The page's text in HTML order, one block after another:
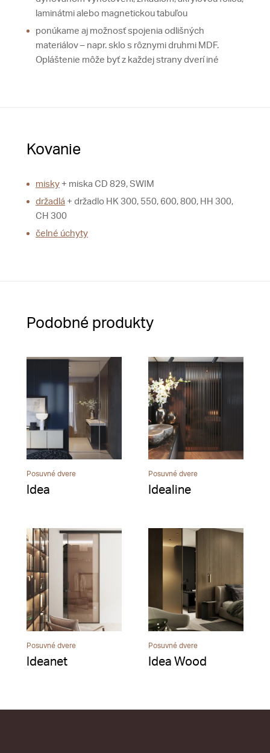
laminátmi alebo magnetickou tabuľou
ponúkame aj možnosť spojenia odlišných
materiálov – napr. sklo s rôznymi druhmi MDF.
Opláštenie môže byť z každej strany dverí iné
Kovanie
misky + miska CD 829, SWIM
držadlá + držadlo HK 300, 550, 600, 800, HH 300,
CH 300
čelné úchyty
Podobné produkty
Posuvné dvere
Idea
Posuvné dvere
Idealine
Posuvné dvere
Ideanet
Posuvné dvere
Idea Wood